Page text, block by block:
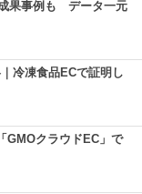
果事例も データ一元
冷凍食品ECで証明し
クラウドEC」で